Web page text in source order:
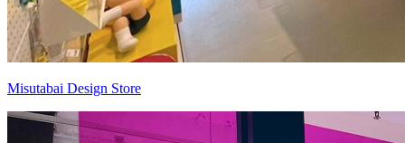
Misutabai Design Store